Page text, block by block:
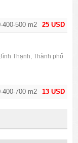
25 USD
400-500 m2
13 USD
400-700 m2
Thạnh, Thành phố